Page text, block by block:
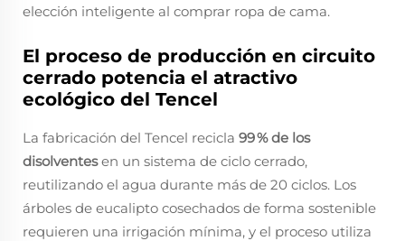
elección inteligente al comprar ropa de cama.
El proceso de producción en circuito
cerrado potencia el atractivo
ecológico del Tencel
La fabricación del Tencel recicla 99 % de los
disolventesen un sistema de ciclo cerrado,
reutilizando el agua durante más de 20 ciclos. Los
árboles de eucalipto cosechados de forma sostenible
requieren una irrigación mínima, y el proceso utiliza